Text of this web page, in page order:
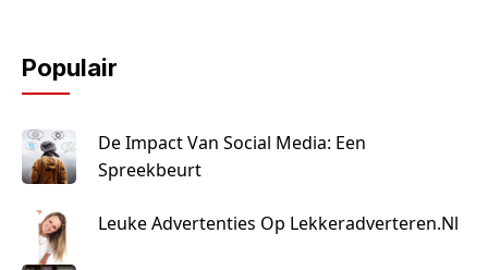
Populair
De Impact Van Social Media: Een
Spreekbeurt
Leuke Advertenties Op Lekkeradverteren.nl